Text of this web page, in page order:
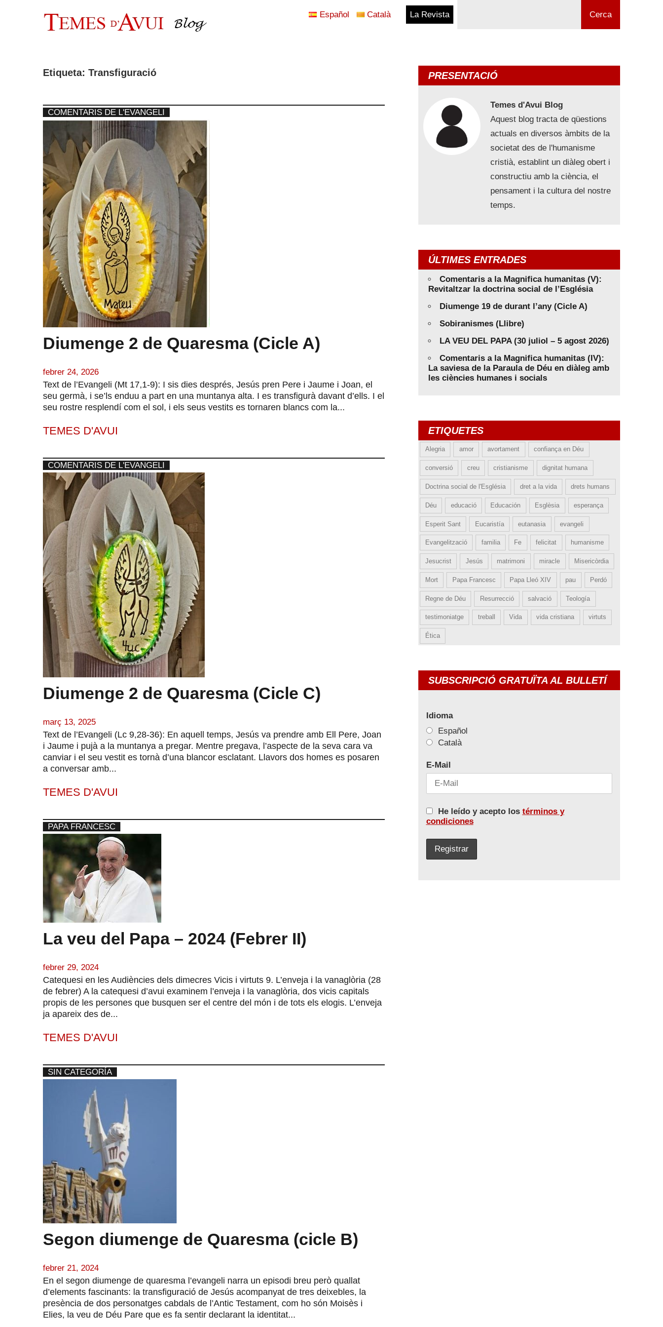
al
Cerca
Español Català La Revista
Etiqueta: Transfiguració
COMENTARIS DE L'EVANGELI
Diumenge 2 de Quaresma (Cicle A)
febrer 24, 2026
Text de l’Evangeli (Mt 17,1-9): I sis dies després, Jesús pren Pere i Jaume i Joan, el
seu germà, i se’ls enduu a part en una muntanya alta. I es transfigurà davant d’ells. I el
seu rostre resplendí com el sol, i els seus vestits es tornaren blancs com la...
TEMES D'AVUI
COMENTARIS DE L'EVANGELI
Diumenge 2 de Quaresma (Cicle C)
març 13, 2025
Text de l’Evangeli (Lc 9,28-36): En aquell temps, Jesús va prendre amb Ell Pere, Joan
i Jaume i pujà a la muntanya a pregar. Mentre pregava, l’aspecte de la seva cara va
canviar i el seu vestit es tornà d’una blancor esclatant. Llavors dos homes es posaren
a conversar amb...
TEMES D'AVUI
PAPA FRANCESC
La veu del Papa – 2024 (Febrer II)
febrer 29, 2024
Catequesi en les Audiències dels dimecres Vicis i virtuts 9. L’enveja i la vanaglòria (28
de febrer) A la catequesi d’avui examinem l’enveja i la vanaglòria, dos vicis capitals
propis de les persones que busquen ser el centre del món i de tots els elogis. L’enveja
ja apareix des de...
TEMES D'AVUI
SIN CATEGORÍA
Segon diumenge de Quaresma (cicle B)
febrer 21, 2024
En el segon diumenge de quaresma l’evangeli narra un episodi breu però quallat
d’elements fascinants: la transfiguració de Jesús acompanyat de tres deixebles, la
presència de dos personatges cabdals de l’Antic Testament, com ho són Moisès i
Elies, la veu de Déu Pare que es fa sentir declarant la identitat...
PRESENTACIÓ
Temes d'Avui Blog
Aquest blog tracta de qüestions
actuals en diversos àmbits de la
societat des de l'humanisme
cristià, establint un diàleg obert i
constructiu amb la ciència, el
pensament i la cultura del nostre
temps.
ÚLTIMES ENTRADES
Comentaris a la Magnifica humanitas (V):
Revitaltzar la doctrina social de l’Església
Diumenge 19 de durant l’any (Cicle A)
Sobiranismes (Llibre)
LA VEU DEL PAPA (30 juliol – 5 agost 2026)
Comentaris a la Magnifica humanitas (IV):
La saviesa de la Paraula de Déu en diàleg amb
les ciències humanes i socials
ETIQUETES
Alegria amor avortament confiança en Déu
conversió creu cristianisme dignitat humana
Doctrina social de l'Església dret a la vida drets humans
Déu educació Educación Esglèsia esperança
Esperit Sant Eucaristía eutanasia evangeli
Evangelització familia Fe felicitat humanisme
Jesucrist Jesús matrimoni miracle Misericòrdia
Mort Papa Francesc Papa Lleó XIV pau Perdó
Regne de Déu Resurrecció salvació Teología
testimoniatge treball Vida vida cristiana virtuts
Ética
SUBSCRIPCIÓ GRATUÏTA AL BULLETÍ
Idioma
Español
Català
E-Mail
He leído y acepto los términos y
condiciones